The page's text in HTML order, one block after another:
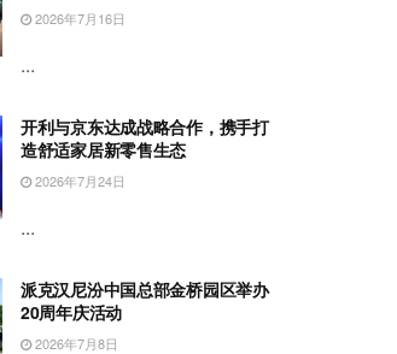
2026年7月16日
...
开利与京东达成战略合作，携手打
造舒适家居新零售生态
2026年7月24日
...
派克汉尼汾中国总部金桥园区举办
20周年庆活动
2026年7月8日